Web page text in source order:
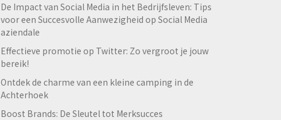
De Impact van Social Media in het Bedrijfsleven: Tips
voor een Succesvolle Aanwezigheid op Social Media
aziendale
Effectieve promotie op Twitter: Zo vergroot je jouw
bereik!
Ontdek de charme van een kleine camping in de
Achterhoek
Boost Brands: De Sleutel tot Merksucces